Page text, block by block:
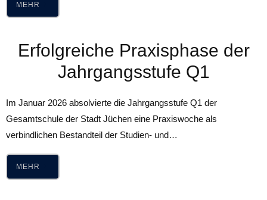
MEHR
Erfolgreiche Praxisphase der
Jahrgangsstufe Q1
Im Januar 2026 absolvierte die Jahrgangsstufe Q1 der
Gesamtschule der Stadt Jüchen eine Praxiswoche als
verbindlichen Bestandteil der Studien- und…
MEHR